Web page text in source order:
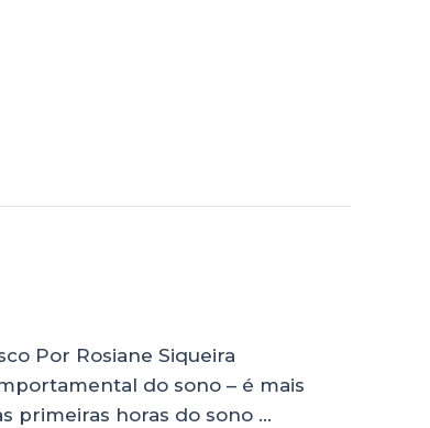
Por Rosiane Siqueira
do sono – é mais
primeiras horas do sono …